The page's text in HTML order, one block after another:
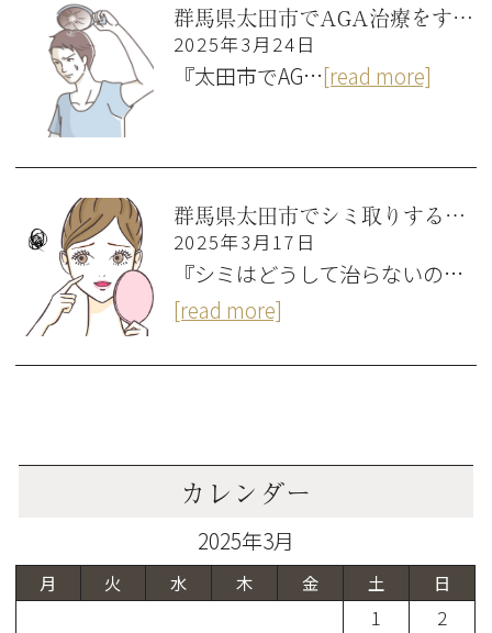
群馬県太田市でAGA治療をするなら？男性型脱毛症の原因と効果的な発毛治療法を解説
2025年3月24日
『太田市でAG…[read more]
群馬県太田市でシミ取りするなら？シミの種類や原因、美肌を取り戻す最新の治療法も解説
2025年3月17日
『シミはどうして治らないの…
[read more]
カレンダー
2025年3月
月 火 水 木 金 土 日
1
2